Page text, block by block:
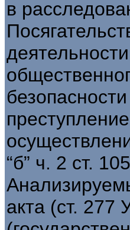
в
“б” ч. 2 ст.
акта (ст. 277